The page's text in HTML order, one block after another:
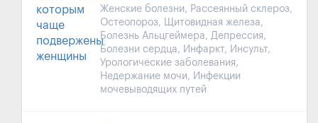
Женские болезни, Рассеянный склероз,
Остеопороз, Щитовидная железа,
Болезнь Альцгеймера, Депрессия,
Болезни сердца, Инфаркт, Инсульт,
Урологические заболевания,
Недержание мочи, Инфекции
мочевыводящих путей